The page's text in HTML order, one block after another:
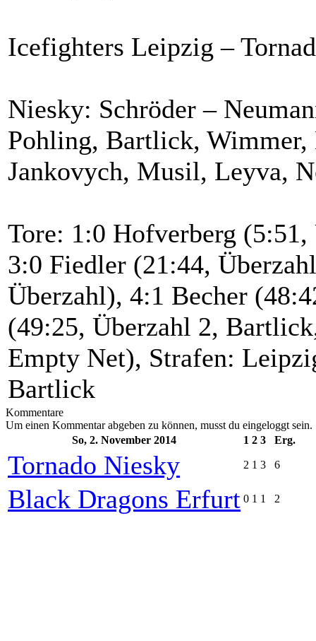
Icefighters Leipzig –
Niesky: Schröder –
Pohling, Bartlick,
Jankovych, Musil, Leyva,
Tore: 1:0 Hofverberg
3:0 Fiedler (21:44,
Überzahl), 4:1 Becher
(49:25, Überzahl 2,
Empty Net), Strafen:
Bartlick
Kommentare
Um einen Kommentar abgeben zu können, musst du eingeloggt sein.
So, 2. November 2014
1 2 3 Erg.
Tornado Niesky 2 1 3 6
Black Dragons Erfurt 0 1 1 2